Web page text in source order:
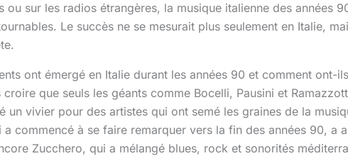
ou sur les radios étrangères, la musique italienne des années
Le succès ne se mesurait plus seulement en Italie,
ont émergé en Italie durant les années 90 et comment ont-
que seuls les géants comme Bocelli, Pausini et
un vivier pour des artistes qui ont semé les graines de la
commencé à se faire remarquer vers la fin des années 90, a
Zucchero, qui a mélangé blues, rock et sonorités